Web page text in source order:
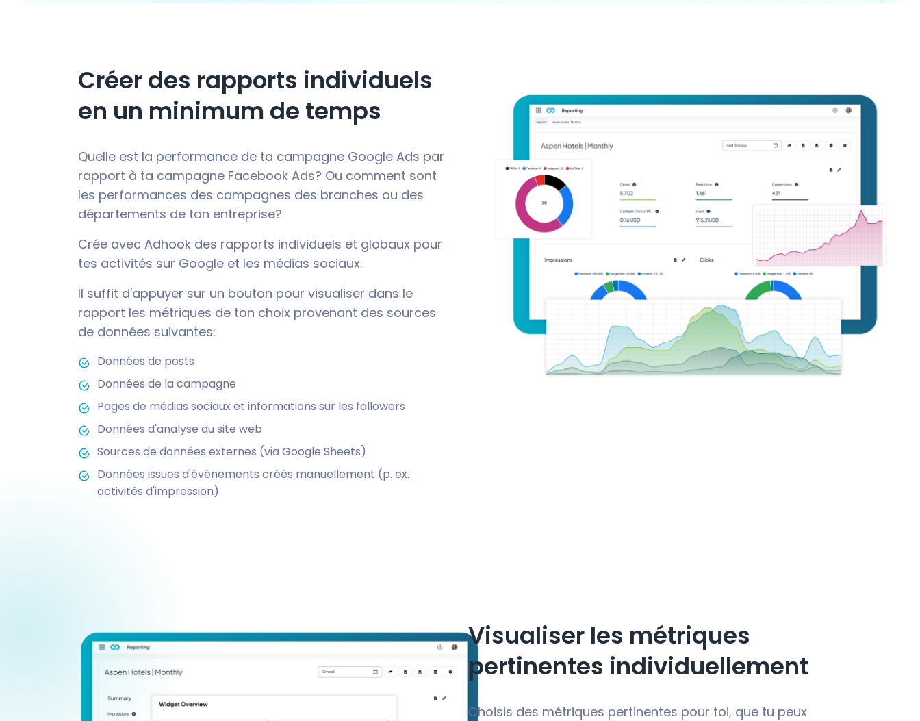
Créer des rapports individuels
en un minimum de temps
Quelle est la performance de ta campagne Google Ads par
rapport à ta campagne Facebook Ads? Ou comment sont
les performances des campagnes des branches ou des
départements de ton entreprise?
Crée avec Adhook des rapports individuels et globaux pour
tes activités sur Google et les médias sociaux.
Il suffit d'appuyer sur un bouton pour visualiser dans le
rapport les métriques de ton choix provenant des sources
de données suivantes:
Données de posts
Données de la campagne
Pages de médias sociaux et informations sur les followers
Données d'analyse du site web
Sources de données externes (via Google Sheets)
Données issues d'événements créés manuellement (p. ex.
activités d'impression)
Visualiser les métriques
pertinentes individuellement
Choisis des métriques pertinentes pour toi, que tu peux